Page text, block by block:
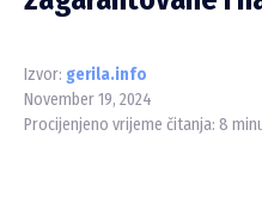
Izvor: gerila.info
November 19, 2024
Procijenjeno vrijeme čitanja: 8